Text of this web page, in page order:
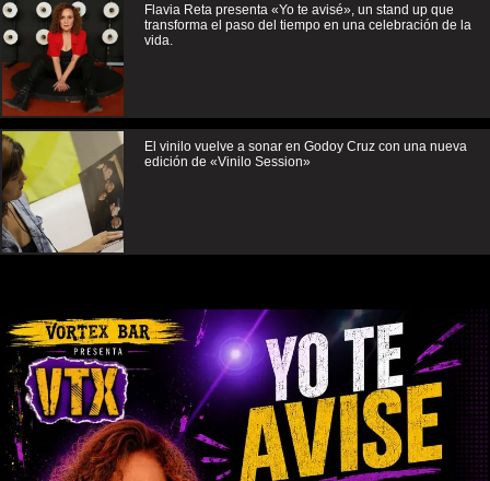
Flavia Reta presenta «Yo te avisé», un stand up que
transforma el paso del tiempo en una celebración de la
vida.
El vinilo vuelve a sonar en Godoy Cruz con una nueva
edición de «Vinilo Session»